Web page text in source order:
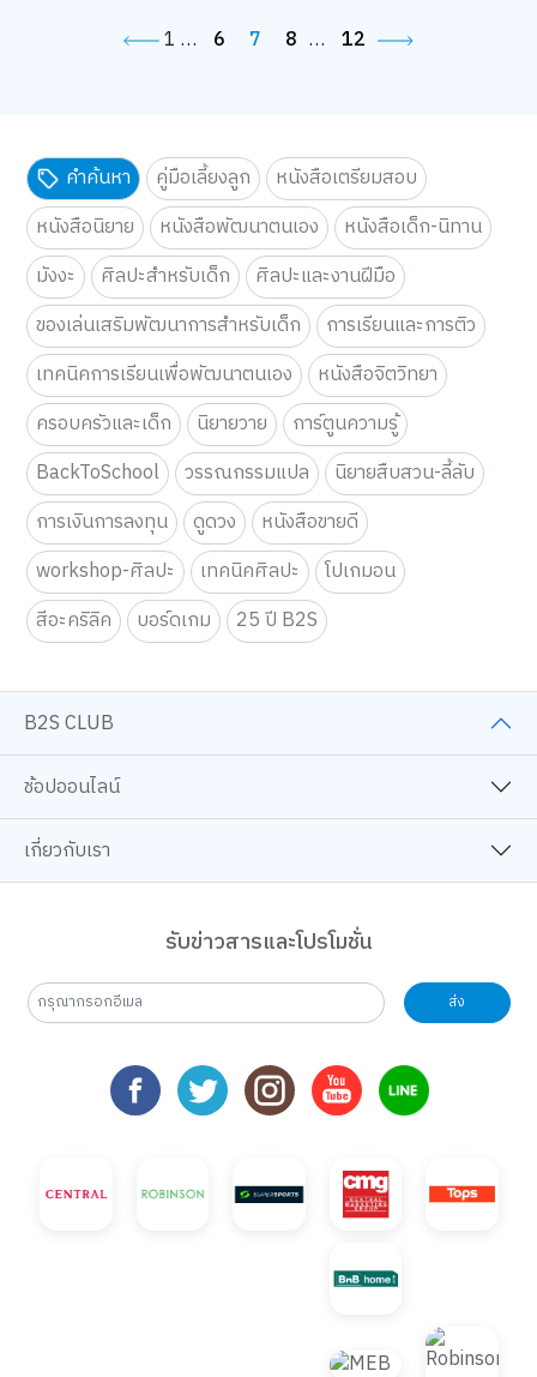
1 … 6 7 8 … 12
คำค้นหา คู่มือเลี้ยงลูก
หนังสือเตรียมสอบ
หนังสือนิยาย
หนังสือพัฒนาตนเอง
หนังสือเด็ก-นิทาน
มังงะ
ศิลปะสำหรับเด็ก
ศิลปะและงานฝีมือ
ของเล่นเสริมพัฒนาการสำหรับเด็ก
การเรียนและการติว
เทคนิคการเรียนเพื่อพัฒนาตนเอง
หนังสือจิตวิทยา
ครอบครัวและเด็ก
นิยายวาย
การ์ตูนความรู้
BackToSchool
วรรณกรรมแปล
นิยายสืบสวน-ลี้ลับ
การเงินการลงทุน
ดูดวง
หนังสือขายดี
workshop-ศิลปะ
เทคนิคศิลปะ
โปเกมอน
สีอะคริลิค
บอร์ดเกม 25 ปี B2S
B2S CLUB
ช้อปออนไลน์
เกี่ยวกับเรา
รับข่าวสารและโปรโมชั่น
ส่ง